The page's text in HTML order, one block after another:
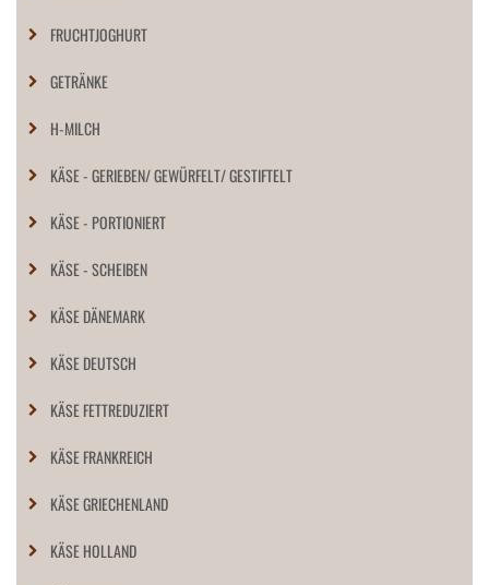
FRUCHTJOGHURT
GETRÄNKE
H-MILCH
KÄSE - GERIEBEN/ GEWÜRFELT/ GESTIFTELT
KÄSE - PORTIONIERT
KÄSE - SCHEIBEN
KÄSE DÄNEMARK
KÄSE DEUTSCH
KÄSE FETTREDUZIERT
KÄSE FRANKREICH
KÄSE GRIECHENLAND
KÄSE HOLLAND